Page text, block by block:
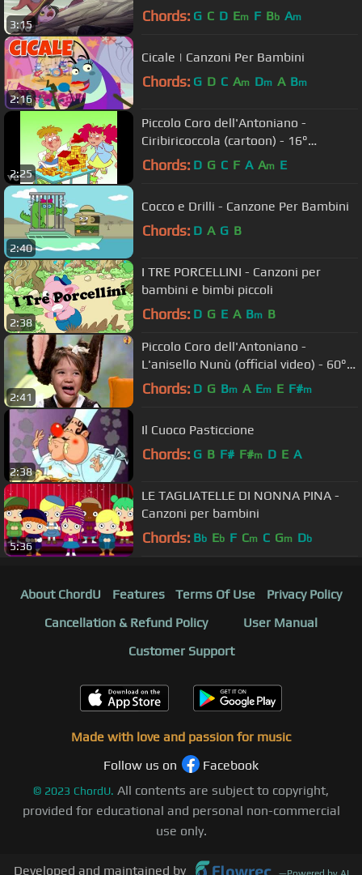
3:15 Chords: G C D Em F Bb Am
2:16
Cicale | Canzoni Per Bambini
Chords: G D C Am Dm A Bm
2:25
Piccolo Coro dell'Antoniano -
Ciribiricoccola (cartoon) - 16°
Zecchino d'Oro
Chords: D G C F A Am E
2:40
Cocco e Drilli - Canzone Per Bambini
Chords: D A G B
2:38
I TRE PORCELLINI - Canzoni per
bambini e bimbi piccoli
Chords: D G E A Bm B
2:41
Piccolo Coro dell'Antoniano -
L'anisello Nunù (official video) - 60°
Zecchino d'oro
Chords: D G Bm A Em E F#m
2:38
Il Cuoco Pasticcione
Chords: G B F# F#m D E A
5:36
LE TAGLIATELLE DI NONNA PINA -
Canzoni per bambini
Chords: Bb Eb F Cm C Gm Db
About ChordU Features Terms Of Use
Privacy Policy
Cancellation & Refund Policy
User Manual
Customer Support
Made with love and passion for music
Follow us on
Facebook
© 2023 ChordU. All contents are subject to copyright,
provided for educational and personal non-commercial
use only.
Developed and maintained by